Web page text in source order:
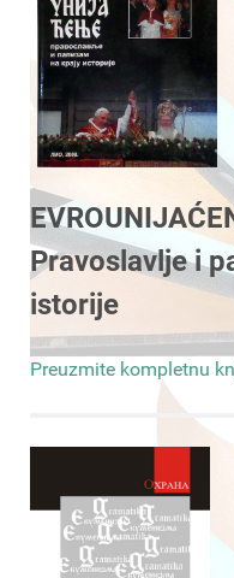
Pravoslavlje i
istorije
Preuzmite kompletnu